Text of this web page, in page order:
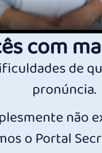
com
de
pronúncia.
não
o Portal